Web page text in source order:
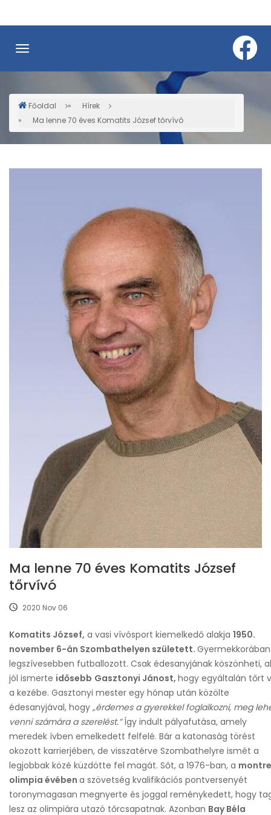
Morzsa
Főoldal
Hírek
Ma lenne 70 éves Komatits József tőrvívó
Ma lenne 70 éves Komatits József
tőrvívó
2020 Nov 06
Komatits József, a vasi vívósport kiemelkedő alakja 1950.
november 6-án Szombathelyen született. Gyermekkorában
legszívesebben futballozott. Csak édesanyjának köszönheti,
jól ismerte idősebb Gasztonyi Jánost, hogy egyáltalán tőrt
a kezébe. Gasztonyi mester egy hónap után közölte
édesanyjával, hogy „érdemes a gyerekkel foglalkozni, meg
venni számára a szerelést.”Így indult pályafutása, amely
meredek ívben emelkedett felfelé. Bár a katonaság törést
okozott karrierjében, de visszatérve Szombathelyre ismét a
legjobbak közé küzdötte fel magát. Sőt, a 1976-ban, a
olimpia évében a szövetség kvalifikációs pontversenyét
toronymagasan megnyerte és joggal reménykedett, hogy
lesz az olimpiára utazó tőrcsapatnak. Azonban Bay Béla